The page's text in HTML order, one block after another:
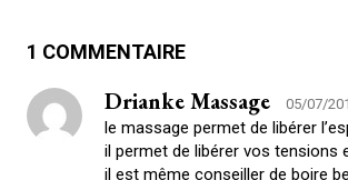
1 COMMENTAIRE
Drianke Massage 05/07/
le massage permet de libérer
il permet de libérer vos tensions
il est même conseiller de boire